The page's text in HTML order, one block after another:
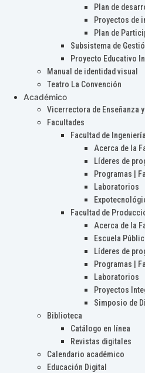
Plan de
Proyectos de
Plan de
Subsistema de
Proyecto Educativo
Manual de identidad visual
Teatro La Convención
Académico
Vicerrectora de Enseñanza
Facultades
Facultad de Ingeniería
Acerca de la
Líderes de
Programas |
Laboratorios
Facultad de
Acerca de la
Escuela
Líderes de
Programas |
Laboratorios
Proyectos
Simposio de
Biblioteca
Catálogo en línea
Revistas digitales
Calendario académico
Educación Digital